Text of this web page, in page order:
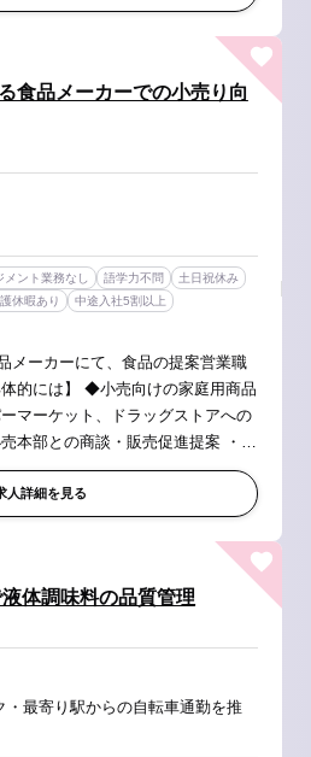
食品メーカーでの小売り向
メント業務なし 語学力不問
土日祝休み
休暇あり
中途入社5割以上
メーカーにて、食品の提案営業職
マーケット、ドラッグストアへの
本部との商談・販売促進提案 ・展
※既存のお客様のスーパーマーケッ
人詳細を見る
体調味料の品質管理
・最寄り駅からの自転車通勤を推